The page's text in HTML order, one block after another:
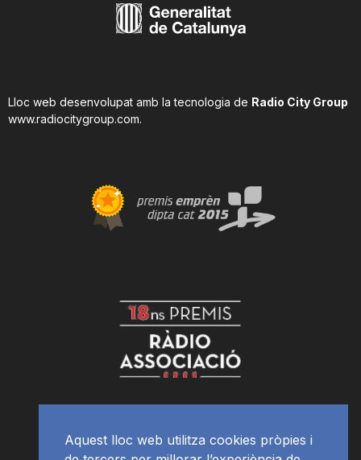
Lloc web desenvolupat amb la tecnologia de Radio City Group
www.radiocitygroup.com.
Aquest lloc web utilitza cookies pròpies i